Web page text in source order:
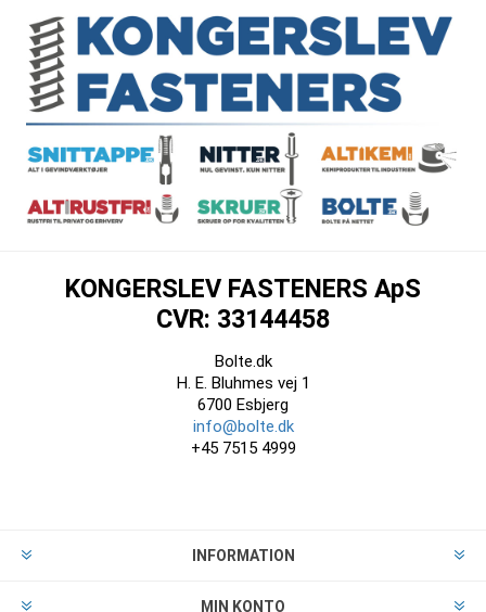
KONGERSLEV FASTENERS ApS
CVR: 33144458
Bolte.dk
H. E. Bluhmes vej 1
6700 Esbjerg
info@bolte.dk
+45 7515 4999
INFORMATION
MIN KONTO